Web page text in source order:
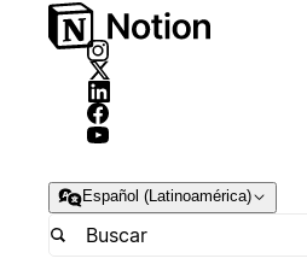
Español (Latinoamérica)